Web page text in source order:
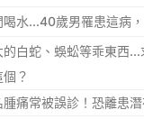
水...40歲男罹患這病
白蛇、蜈蚣等乖東西
？
痛常被誤診！恐離患